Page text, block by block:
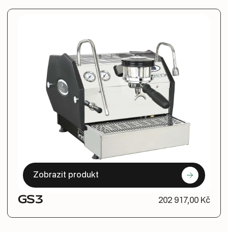
Zobrazit produkt
GS3 202 917,00 Kč